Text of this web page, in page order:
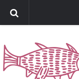
Обратная связь
Поддержать сайт